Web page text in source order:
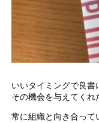
いいタイミングで良書
その機会を与えてくれ
常に組織と向き合って